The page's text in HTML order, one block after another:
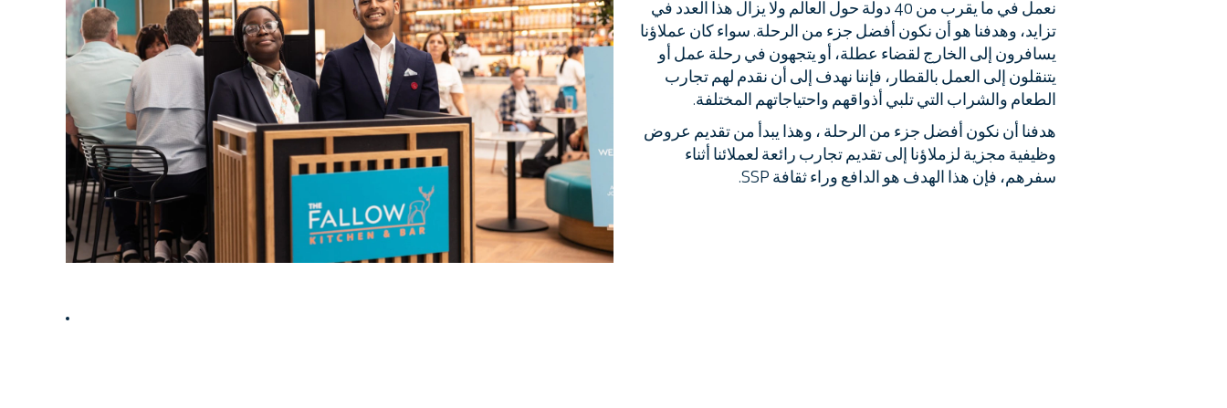
نعمل في ما يقرب من 40 دولة حول العالم ولا يزال هذا العدد في
تزايد، وهدفنا هو أن نكون أفضل جزء من الرحلة. سواء كان عملاؤنا
يسافرون إلى الخارج لقضاء عطلة، أو يتجهون في رحلة عمل أو
يتنقلون إلى العمل بالقطار، فإننا نهدف إلى أن نقدم لهم تجارب
الطعام والشراب التي تلبي أذواقهم واحتياجاتهم المختلفة.
هدفنا أن نكون أفضل جزء من الرحلة ، وهذا يبدأ من تقديم عروض
وظيفية مجزية لزملاؤنا إلى تقديم تجارب رائعة لعملائنا أثناء
سفرهم، فإن هذا الهدف هو الدافع وراء ثقافة SSP.